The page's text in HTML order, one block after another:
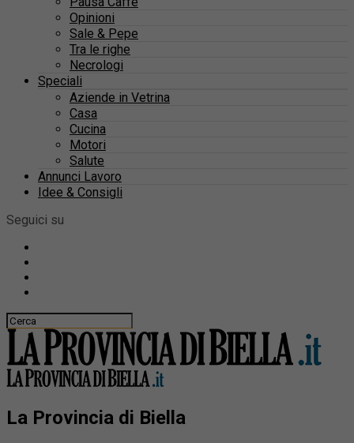
Opinioni
Sale & Pepe
Tra le righe
Necrologi
Speciali
Aziende in Vetrina
Casa
Cucina
Motori
Salute
Annunci Lavoro
Idee & Consigli
Seguici su
La Provincia di Biella